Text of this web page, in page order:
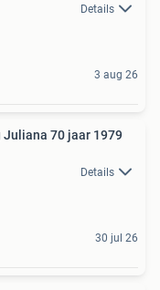
Details
3 aug 26
Juliana 70 jaar 1979
Details
30 jul 26